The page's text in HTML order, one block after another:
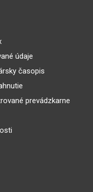
údaje
časopis
prevádzkarne